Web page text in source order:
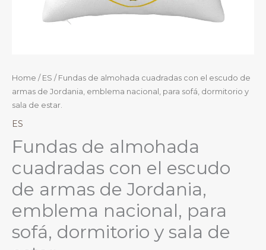
Home / ES / Fundas de almohada cuadradas con el escudo de
armas de Jordania, emblema nacional, para sofá, dormitorio y
sala de estar.
ES
Fundas de almohada
cuadradas con el escudo
de armas de Jordania,
emblema nacional, para
sofá, dormitorio y sala de